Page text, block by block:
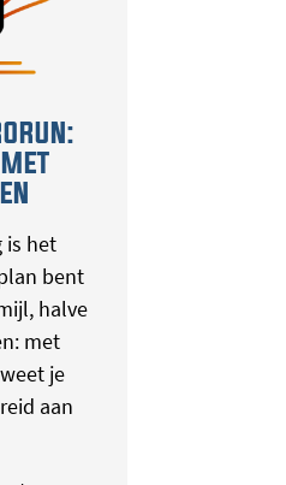
is het
bent
halve
met
je
aan